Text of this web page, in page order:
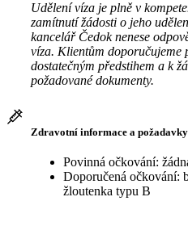
Udělení víza je plně v
zamítnutí žádosti o jeho
kancelář Čedok nenese
víza. Klientům doporučujeme
dostatečným předstihem a k
požadované dokumenty.
Zdravotní informace a požadavky
Povinná očkování:
Doporučená očkování:
žloutenka typu B